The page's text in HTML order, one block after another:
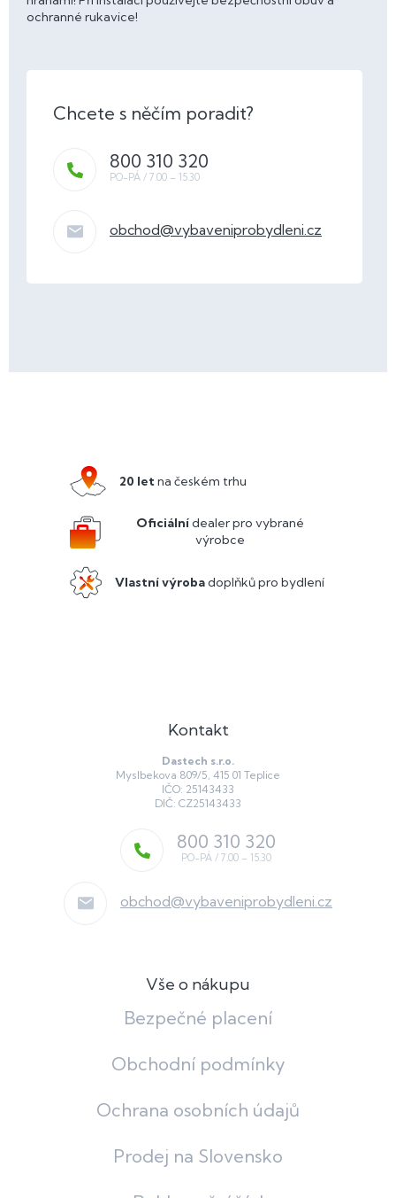
ochranné rukavice!
obchod@vybaveniprobydleni.cz
800 310 320
20 letna českém trhu
Oficiálnídealer pro vybrané
výrobce
Vlastní výrobadoplňků pro bydlení
Kontakt
Dastech s.r.o.
Myslbekova 809/5, 415 01 Teplice
IČO: 25143433
DIČ: CZ25143433
obchod@vybaveniprobydleni.cz
800 310 320
Vše o nákupu
Bezpečné placení
Obchodní podmínky
Ochrana osobních údajů
Prodej na Slovensko